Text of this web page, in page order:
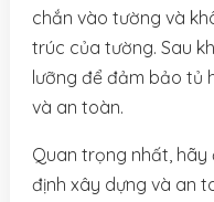
chắn vào tường và
trúc của tường. Sau
lưỡng để đảm bảo tủ
và an toàn.
Quan trọng nhất,
định xây dựng và an